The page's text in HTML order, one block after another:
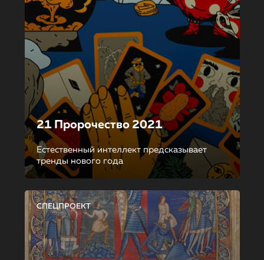
21 Пророчество 2021
Естественный интеллект предсказывает
тренды нового года
СПЕЦПРОЕКТ